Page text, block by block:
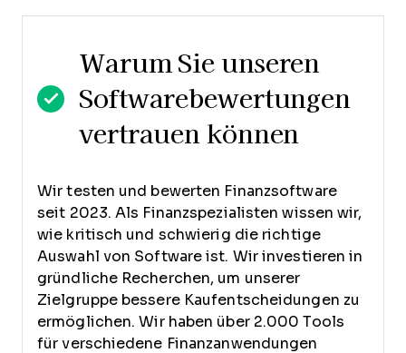
Warum Sie unseren
Softwarebewertungen
vertrauen können
Wir testen und bewerten Finanzsoftware
seit 2023. Als Finanzspezialisten wissen wir,
wie kritisch und schwierig die richtige
Auswahl von Software ist. Wir investieren in
gründliche Recherchen, um unserer
Zielgruppe bessere Kaufentscheidungen zu
ermöglichen. Wir haben über 2.000 Tools
für verschiedene Finanzanwendungen